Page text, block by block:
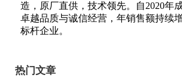
造，原厂直供，技术领先。自2020年
卓越品质与诚信经营，年销售额持续
标杆企业。
热门文章